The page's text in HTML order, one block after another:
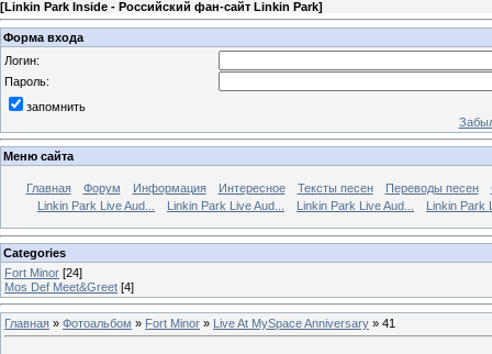
[Linkin Park Inside - Российский фан-сайт Linkin Park]
Форма входа
Логин:
Пароль:
запомнить
Меню сайта
Главная Форум Информация Интересное Тексты песен Переводы песен
Linkin Park Live Aud...
Linkin Park Live Aud... Linkin Park Live Aud... Linkin Park
Categories
Fort Minor [24]
Mos Def Meet&Greet [4]
Главная » Фотоальбом » Fort Minor » Live At MySpace Anniversary » 41